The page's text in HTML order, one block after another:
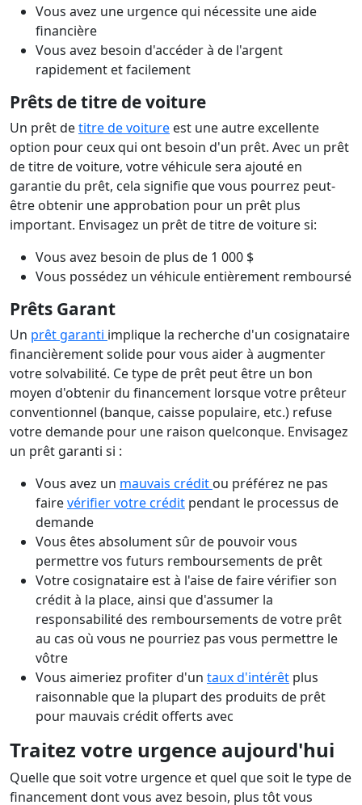
Vous avez une urgence qui nécessite une aide
financière
Vous avez besoin d'accéder à de l'argent
rapidement et facilement
Prêts de titre de voiture
Un prêt detitre de voiture est une autre excellente
option pour ceux qui ont besoin d'un prêt. Avec un prêt
de titre de voiture, votre véhicule sera ajouté en
garantie du prêt, cela signifie que vous pourrez peut-
être obtenir une approbation pour un prêt plus
important. Envisagez un prêt de titre de voiture si:
Vous avez besoin de plus de 1 000 $
Vous possédez un véhicule entièrement remboursé
Prêts Garant
Un prêt garanti implique la recherche d'un cosignataire
financièrement solide pour vous aider à augmenter
votre solvabilité. Ce type de prêt peut être un bon
moyen d'obtenir du financement lorsque votre prêteur
conventionnel (banque, caisse populaire, etc.) refuse
votre demande pour une raison quelconque. Envisagez
un prêt garanti si :
Vous avez un mauvais crédit ou préférez ne pas
fairevérifier votre crédit pendant le processus de
demande
Vous êtes absolument sûr de pouvoir vous
permettre vos futurs remboursements de prêt
Votre cosignataire est à l'aise de faire vérifier son
crédit à la place, ainsi que d'assumer la
responsabilité des remboursements de votre prêt
au cas où vous ne pourriez pas vous permettre le
vôtre
Vous aimeriez profiter d'un taux d'intérêt plus
raisonnable que la plupart des produits de prêt
pour mauvais crédit offerts avec
Traitez votre urgence aujourd'hui
Quelle que soit votre urgence et quel que soit le type de
financement dont vous avez besoin, plus tôt vous